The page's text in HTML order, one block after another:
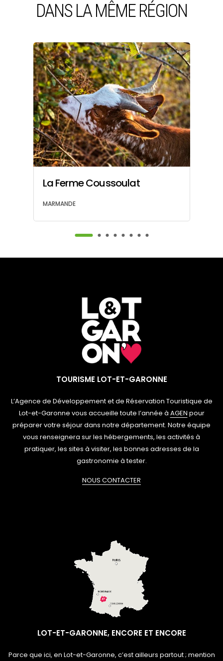
DANS LA MÊME RÉGION
La Ferme Coussoulat
MARMANDE
TOURISME LOT-ET-GARONNE
L’Agence de Développement et de Réservation Touristique de
Lot-et-Garonne vous accueille toute l’année à AGEN pour
préparer votre séjour dans notre département. Notre équipe
vous renseignera sur les hébergements, les activités à
pratiquer, les sites à visiter, les bonnes adresses de la
gastronomie à tester.
NOUS CONTACTER
LOT-ET-GARONNE, ENCORE ET ENCORE
Parce que ici, en Lot-et-Garonne, c’est ailleurs partout ; mention